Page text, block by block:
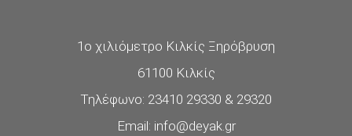
1ο χιλιόμετρο Κιλκίς Ξηρόβρυση
61100 Κιλκίς
Τηλέφωνο: 23410 29330 & 29320
Email: info@deyak.gr